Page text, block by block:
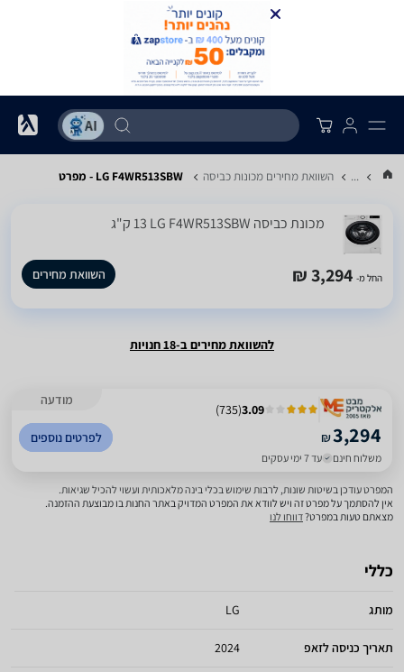
... השוואת מחירים מכונות כביסה LG F4WR513SBW - מפרט
מכונת כביסה LG F4WR513SBW ‏13 ‏ק"ג
החל מ- 3,294 ₪ השוואת מחירים
להשוואת מחירים ב-18 חנויות
מודעה
3.09
(
735
)
₪3,294
משלוח חינם עד 7 ימי עסקים
לפרטים נוספים
המפרט עודכן בשיטות שונות, לרבות שימוש בכלי בינה מלאכותית ועשוי להכיל שגיאות.
אין להסתמך על מפרט זה ויש לוודא את המפרט המדויק באתר החנות בו מבוצעת ההזמנה.
מצאתם טעות במפרט?דווחו לנו
כללי
מותג LG
תאריך כניסה לזאפ 2024